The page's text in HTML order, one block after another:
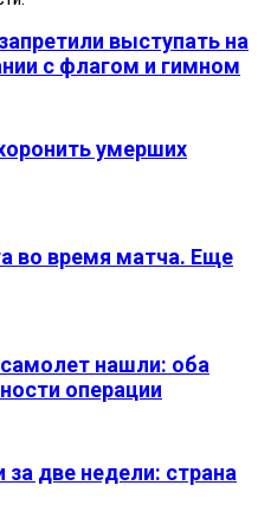
выступать на
с флагом и гимном
умерших
во время матча. Еще
нашли: оба
операции
за две недели: страна